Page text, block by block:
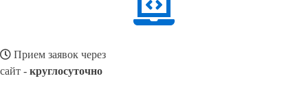
Прием заявок через
сайт - круглосуточно